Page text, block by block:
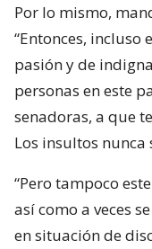
Por lo mismo,
“Entonces, incluso
pasión y de
personas en este
senadoras, a que
Los insultos nunca
“Pero tampoco
así como a veces
en situación de